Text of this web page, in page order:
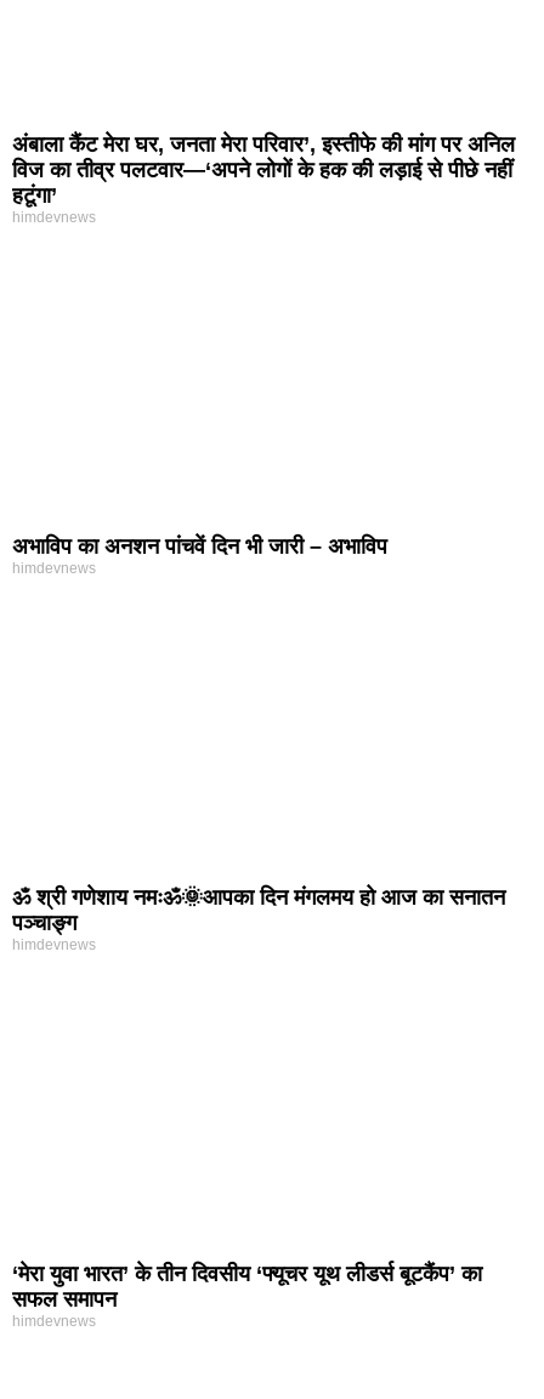
अंबाला कैंट मेरा घर, जनता मेरा परिवार’, इस्तीफे की मांग पर अनिल
विज का तीव्र पलटवार—‘अपने लोगों के हक की लड़ाई से पीछे नहीं
हटूंगा’
himdevnews
अभाविप का अनशन पांचवें दिन भी जारी – अभाविप
himdevnews
ॐ श्री गणेशाय नमःॐ🌞आपका दिन मंगलमय हो आज का सनातन
पञ्चाङ्ग
himdevnews
‘मेरा युवा भारत’ के तीन दिवसीय ‘फ्यूचर यूथ लीडर्स बूटकैंप’ का
सफल समापन
himdevnews